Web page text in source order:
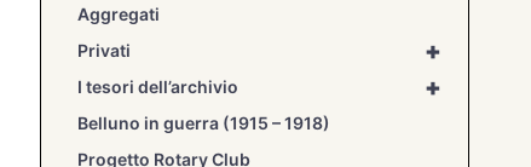
Aggregati
+
Privati
+
I tesori dell’archivio
Belluno in guerra (1915 – 1918)
Progetto Rotary Club